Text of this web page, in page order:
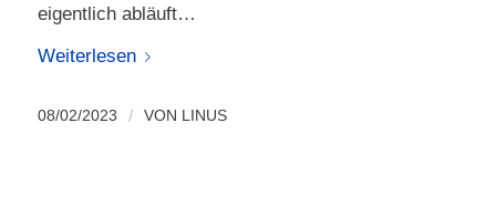
eigentlich abläuft…
Weiterlesen
08/02/2023 / VON LINUS